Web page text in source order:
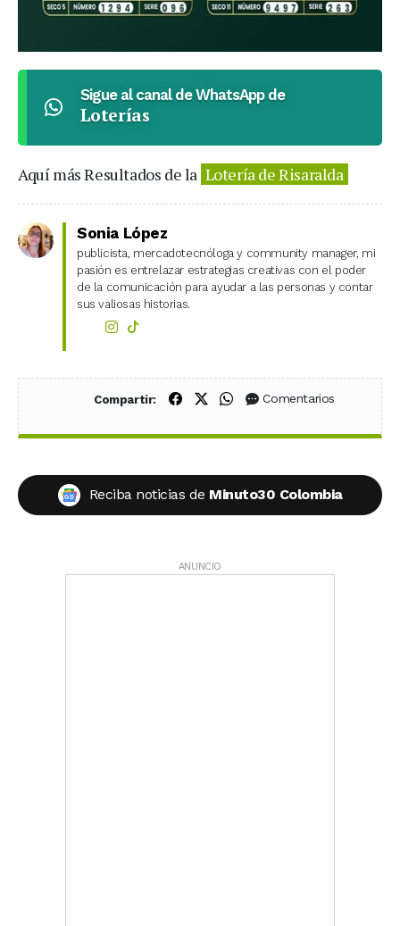
Sigue al canal de WhatsApp de
Loterías
Aquí más Resultados de la Lotería de Risaralda
Sonia López
publicista, mercadotecnóloga y community manager, mi
pasión es entrelazar estrategias creativas con el poder
de la comunicación para ayudar a las personas y contar
sus valiosas historias.
Compartir: Compartir en Facebook
Compartir en X (Twitter)
Compartir en WhatsApp
Comentarios
Reciba noticias de Minuto30 Colombia
ANUNCIO